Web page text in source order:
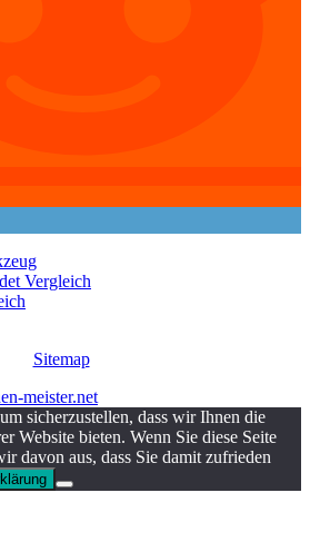
Vergleich
Sitemap
meister.net
sicherzustellen, dass wir Ihnen die
Website bieten. Wenn Sie diese Seite
davon aus, dass Sie damit zufrieden